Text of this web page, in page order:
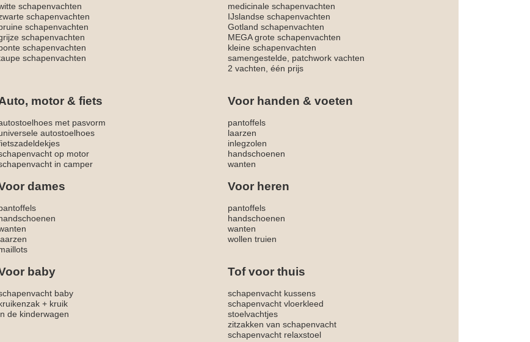
schapenvachten
medicinale schapenvachten
schapenvachten
IJslandse schapenvachten
schapenvachten
Gotland schapenvachten
schapenvachten
MEGA grote schapenvachten
schapenvachten
kleine schapenvachten
schapenvachten
samengestelde, patchwork vachten
2 vachten, één prijs
motor & fiets Voor handen & voeten
met pasvorm
pantoffels
autostoelhoes
laarzen
inlegzolen
op motor
handschoenen
in camper wanten
dames Voor heren
pantoffels
handschoenen
wanten
wollen truien
baby Tof voor thuis
baby
schapenvacht kussens
+ kruik
schapenvacht vloerkleed
de kinderwagen
stoelvachtjes
zitzakken van schapenvacht
schapenvacht relaxstoel